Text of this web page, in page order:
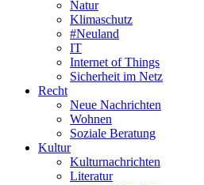
Natur
Klimaschutz
#Neuland
IT
Internet of Things
Sicherheit im Netz
Recht
Neue Nachrichten
Wohnen
Soziale Beratung
Kultur
Kulturnachrichten
Literatur